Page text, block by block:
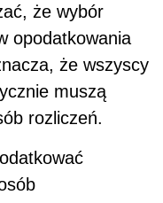
że wybór
opodatkowania
że wszyscy
muszą
rozliczeń.